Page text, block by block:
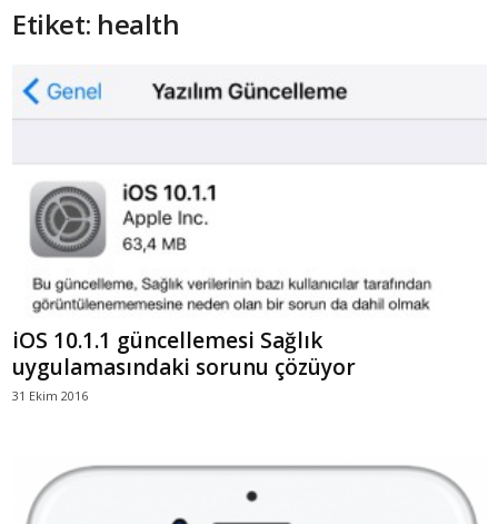
Etiket: health
iOS 10.1.1 güncellemesi Sağlık
uygulamasındaki sorunu çözüyor
31 Ekim 2016